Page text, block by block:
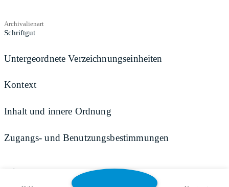
Archivalienart
Schriftgut
Untergeordnete Verzeichnungseinheiten
Kontext
Inhalt und innere Ordnung
Zugangs- und Benutzungsbestimmungen
Teilen